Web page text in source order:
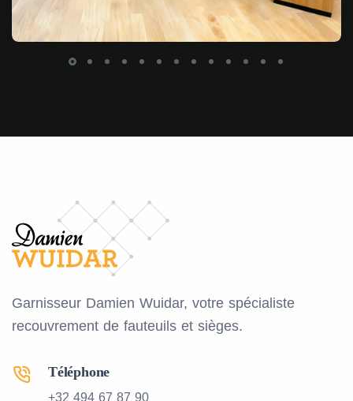
Garnisseur Damien Wuidar, votre spécialiste
recouvrement de fauteuils et sièges.
Téléphone
+32 494 67 87 90